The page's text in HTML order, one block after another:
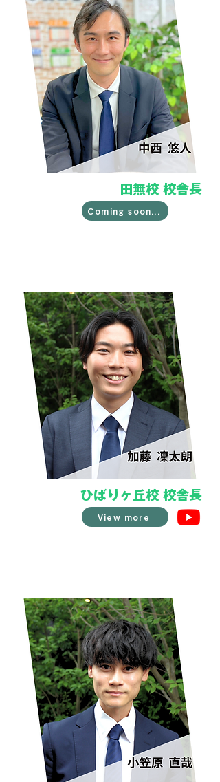
田無校 校舎長
Coming soon...
ひばりヶ丘校 校舎長
View more